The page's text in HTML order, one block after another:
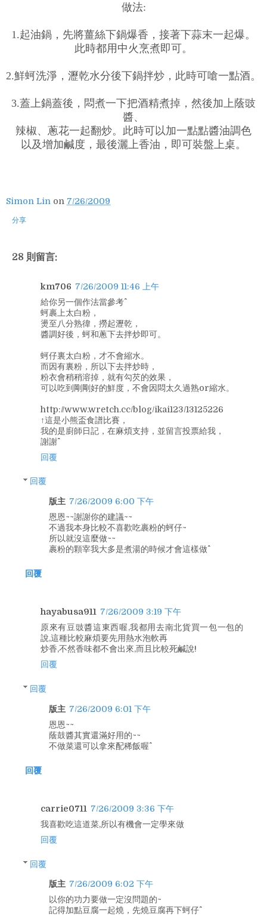
做法:
1.起油鍋，先將薑絲下鍋爆香，接著下蒜末一起爆。
此時都用中火烹煮即可。
2.鮮蚵洗淨，瀝乾水分後下鍋拌炒，此時可嗆一點酒。
3.蓋上鍋蓋後，悶煮一下把酒精煮掉，然後加上蔭豉
醬、
辣椒、蔥花一起翻炒。此時可以加一點點醬油調色
以及增加鹹度，最後灑上香油，即可裝盤上桌。
Simon Lin on 7/26/2009
分享
28 則留言:
km706 7/26/2009 11:46 上午
給你另一個作法當參考^^
蚵裹上太白粉，
燙至八分熟徫，撈起瀝乾，
醬調好後，蚵和蔥下去拌炒即可。
蚵仔裏太白粉，才不會縮水。
而因有裏粉，所以下去拌炒時，
粉衣會稍稍溶掉，就有勾芡的效果，
可以吃到剛剛好的鮮度，不會因悶太久過熟or縮水。
http://www.wretch.cc/blog/ikai123/13125226
↑這是小熊盃食譜比賽，
我的是廚師日記，在麻煩支持，並留言投票給我，
謝謝^^
回覆
回覆
版主 7/26/2009 6:00 下午
恩恩~~謝謝你的建議~~
不過我本身比較不喜歡吃裹粉的蚵仔~
所以就沒這麼做~~
裹粉的顆宰我大多是煮湯的時候才會這樣做^^
回覆
hayabusa911 7/26/2009 3:19 下午
原來有豆豉醬這東西喔,我都用去南北貨買一包一包的
說,這種比較麻煩要先用熱水泡軟再
炒香,不然香味都不會出來,而且比較死鹹說!
回覆
回覆
版主 7/26/2009 6:01 下午
恩恩~~
蔭鼓醬其實還滿好用的~~
不做菜還可以拿來配稀飯喔^^
回覆
carrie0711 7/26/2009 3:36 下午
我喜歡吃這道菜,所以有機會一定學來做
回覆
回覆
版主 7/26/2009 6:02 下午
以你的功力要做一定沒問題的~
記得加點豆腐一起燒，先燒豆腐再下蚵仔^^